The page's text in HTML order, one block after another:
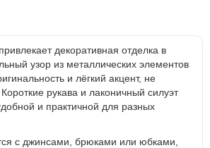
декоративная отделка в
узор из металлических элементов
и лёгкий акцент, не
рукава и лаконичный силуэт
и практичной для разных
с джинсами, брюками или юбками,